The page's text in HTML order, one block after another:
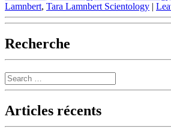
Lamnbert, Tara Lamnbert Scientology |
Recherche
Search
Articles récents